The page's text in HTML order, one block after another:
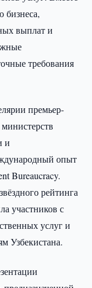
бизнеса,
выплат и
требования
премьер-
и
опыт
Bureaucracy.
рейтинга
участников с
услуг и
Узбекистана.